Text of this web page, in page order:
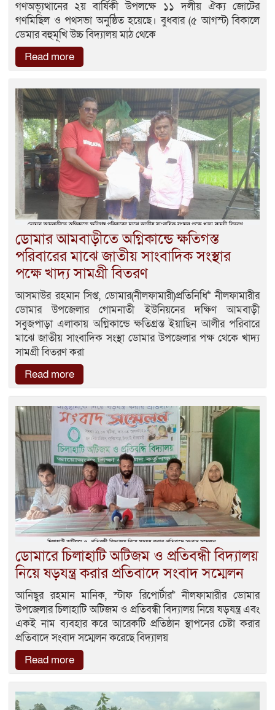
গণঅভ্যূত্থানের ২য় বার্ষিকী উপলক্ষে ১১ দলীয় ঐক্য জোটের
গণমিছিল ও পথসভা অনুষ্ঠিত হয়েছে। বুধবার (৫ আগস্ট) বিকালে
ডেমার বহুমূখি উচ্চ বিদ্যালয় মাঠ থেকে
Read more
ডোমার আমবাড়ীতে অগ্নিকান্ডে ক্ষতিগস্ত
পরিবারের মাঝে জাতীয় সাংবাদিক সংস্থার
পক্ষে খাদ্য সামগ্রী বিতরণ
আসমাউর রহমান সিপ্ত, ডোমার(নীলফামারী)প্রতিনিধি>> নীলফামারীর
ডোমার উপজেলার গোমনাতী ইউনিয়নের দক্ষিণ আমবাড়ী
সবুজপাড়া এলাকায় অগ্নিকান্ডে ক্ষতিগ্রস্ত ইয়াছিন আলীর পরিবারে
মাঝে জাতীয় সাংবাদিক সংস্থা ডোমার উপজেলার পক্ষ থেকে খাদ্য
সামগ্রী বিতরণ করা
Read more
ডোমারে চিলাহাটি অটিজম ও প্রতিবন্ধী বিদ্যালয়
নিয়ে ষড়যন্ত্র করার প্রতিবাদে সংবাদ সম্মেলন
আনিছুর রহমান মানিক, স্টাফ রিপোর্টার>> নীলফামারীর ডোমার
উপজেলার চিলাহাটি অটিজম ও প্রতিবন্ধী বিদ্যালয় নিয়ে ষড়যন্ত্র এবং
একই নাম ব্যবহার করে আরেকটি প্রতিষ্ঠান স্থাপনের চেষ্টা করার
প্রতিবাদে সংবাদ সম্মেলন করেছে বিদ্যালয়
Read more